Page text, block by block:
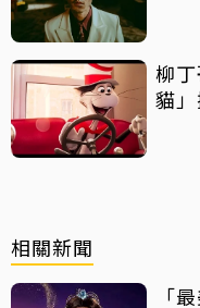
柳
貓
相關新聞
「